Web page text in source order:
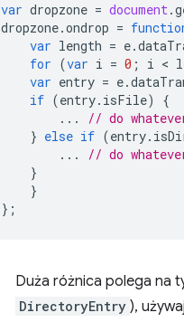
var dropzone = document.
dropzone.ondrop =
var length = e.
for (var i = 0 ; i <
var entry = e.
if (entry. isFile)
{
...
// do
} else if (entry.
...
// do
}
}
};
Duża różnica polega na
DirectoryEntry ),